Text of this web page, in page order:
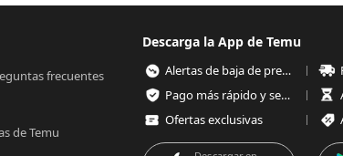
frecuentes
de Temu
Descarga la App de Temu
Alertas de baja de precios
Pago más rápido y seguro
Ofertas exclusivas